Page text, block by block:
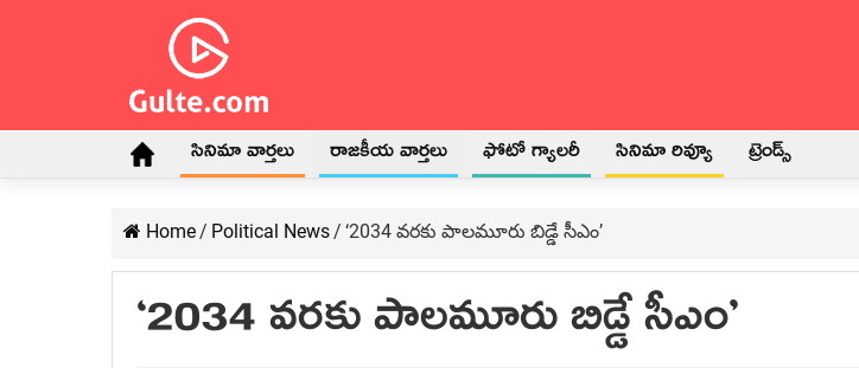
సినిమా వార్తలు రాజకీయ వార్తలు ఫోటో గ్యాలరీ సినిమా రివ్యూ ట్రెండ్స్
Home/ Political News/ ‘2034 వ‌ర‌కు పాల‌మూరు బిడ్డే సీఎం’
‘2034 వ‌ర‌కు పాల‌మూరు బిడ్డే సీఎం’